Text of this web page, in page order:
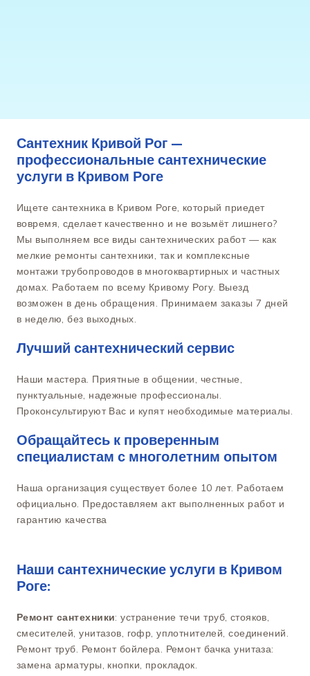
Сантехник Кривой Рог —
профессиональные сантехнические
услуги в Кривом Роге
Ищете сантехника в Кривом Роге, который приедет
вовремя, сделает качественно и не возьмёт лишнего?
Мы выполняем все виды сантехнических работ — как
мелкие ремонты сантехники, так и комплексные
монтажи трубопроводов в многоквартирных и частных
домах. Работаем по всему Кривому Рогу. Выезд
возможен в день обращения. Принимаем заказы 7 дней
в неделю, без выходных.
Лучший сантехнический сервис
Наши мастера. Приятные в общении, честные,
пунктуальные, надежные профессионалы.
Проконсультируют Вас и купят необходимые материалы.
Обращайтесь к проверенным
специалистам с многолетним опытом
Наша организация существует более 10 лет. Работаем
официально. Предоставляем акт выполненных работ и
гарантию качества
Наши сантехнические услуги в Кривом
Роге:
Ремонт сантехники: устранение течи труб, стояков,
смесителей, унитазов, гофр, уплотнителей, соединений.
Ремонт труб. Ремонт бойлера. Ремонт бачка унитаза:
замена арматуры, кнопки, прокладок.